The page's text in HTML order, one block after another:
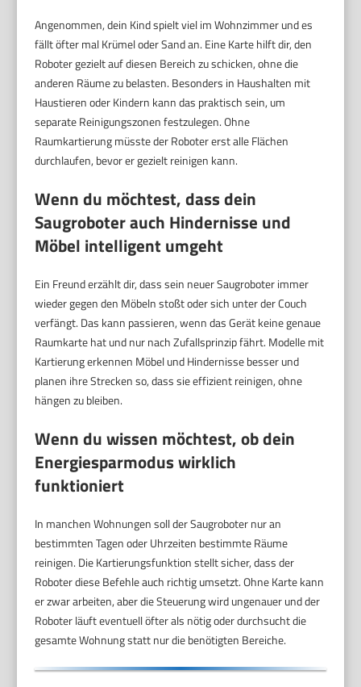
Angenommen, dein Kind spielt viel im Wohnzimmer und es
fällt öfter mal Krümel oder Sand an. Eine Karte hilft dir, den
Roboter gezielt auf diesen Bereich zu schicken, ohne die
anderen Räume zu belasten. Besonders in Haushalten mit
Haustieren oder Kindern kann das praktisch sein, um
separate Reinigungszonen festzulegen. Ohne
Raumkartierung müsste der Roboter erst alle Flächen
durchlaufen, bevor er gezielt reinigen kann.
Wenn du möchtest, dass dein
Saugroboter auch Hindernisse und
Möbel intelligent umgeht
Ein Freund erzählt dir, dass sein neuer Saugroboter immer
wieder gegen den Möbeln stoßt oder sich unter der Couch
verfängt. Das kann passieren, wenn das Gerät keine genaue
Raumkarte hat und nur nach Zufallsprinzip fährt. Modelle mit
Kartierung erkennen Möbel und Hindernisse besser und
planen ihre Strecken so, dass sie effizient reinigen, ohne
hängen zu bleiben.
Wenn du wissen möchtest, ob dein
Energiesparmodus wirklich
funktioniert
In manchen Wohnungen soll der Saugroboter nur an
bestimmten Tagen oder Uhrzeiten bestimmte Räume
reinigen. Die Kartierungsfunktion stellt sicher, dass der
Roboter diese Befehle auch richtig umsetzt. Ohne Karte kann
er zwar arbeiten, aber die Steuerung wird ungenauer und der
Roboter läuft eventuell öfter als nötig oder durchsucht die
gesamte Wohnung statt nur die benötigten Bereiche.